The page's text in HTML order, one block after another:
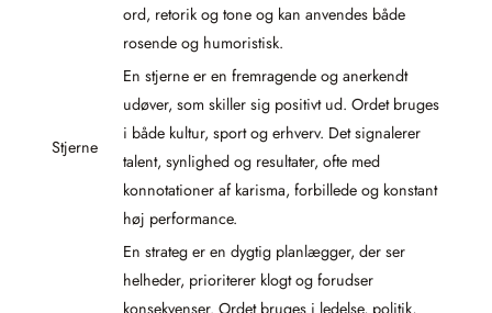
ord, retorik og tone og kan anvendes både
rosende og humoristisk.
Stjerne
En stjerne er en fremragende og anerkendt
udøver, som skiller sig positivt ud. Ordet bruges
i både kultur, sport og erhverv. Det signalerer
talent, synlighed og resultater, ofte med
konnotationer af karisma, forbillede og konstant
høj performance.
En strateg er en dygtig planlægger, der ser
helheder, prioriterer klogt og forudser
konsekvenser. Ordet bruges i ledelse, politik,